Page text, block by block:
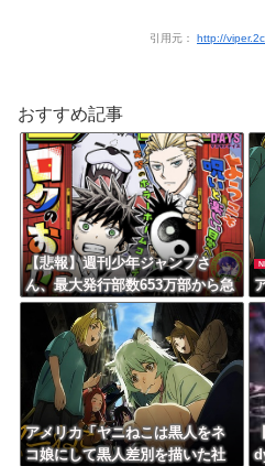
引用元： http://
おすすめ記事
【悲報】週刊少年ジャンプさ
ん、最大発行部数653万部から急
降下でついに100万部を割ってし
まうｗｗｗｗｗ
アメリカ「ヤニねこは黒人をネ
コ娘にして黒人差別を描いた社